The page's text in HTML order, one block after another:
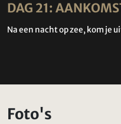
DAG 21:
Na een nacht op zee, kom je
Foto's